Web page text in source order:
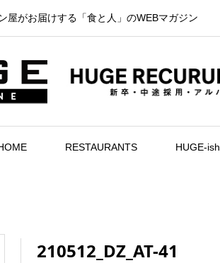
屋がお届けする「食と人」のWEBマガジン
RESTAURANTS HUGE-ish
210512_DZ_AT-41